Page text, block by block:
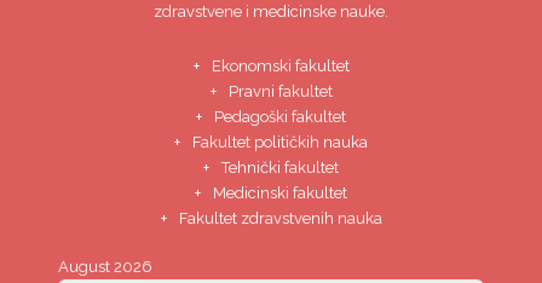
zdravstvene i medicinske nauke.
Ekonomski fakultet
Pravni fakultet
Pedagoški fakultet
Fakultet političkih nauka
Tehnički fakultet
Medicinski fakultet
Fakultet zdravstvenih nauka
August 2026